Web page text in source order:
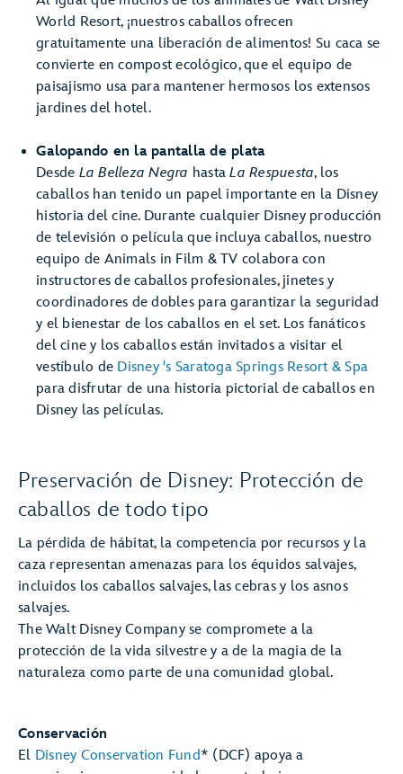
World Resort, ¡nuestros caballos ofrecen
gratuitamente una liberación de alimentos! Su caca se
convierte en compost ecológico, que el equipo de
paisajismo usa para mantener hermosos los extensos
jardines del hotel.
Galopando en la pantalla de plata
Desde La Belleza Negra hastaLa Respuesta, los
caballos han tenido un papel importante en la Disney
historia del cine. Durante cualquier Disney producción
de televisión o película que incluya caballos, nuestro
equipo de Animals in Film & TV colabora con
instructores de caballos profesionales, jinetes y
coordinadores de dobles para garantizar la seguridad
y el bienestar de los caballos en el set. Los fanáticos
del cine y los caballos están invitados a visitar el
vestíbulo de Disney 's Saratoga Springs Resort & Spa
para disfrutar de una historia pictorial de caballos en
Disney las películas.
Preservación de Disney: Protección de
caballos de todo tipo
La pérdida de hábitat, la competencia por recursos y la
caza representan amenazas para los équidos salvajes,
incluidos los caballos salvajes, las cebras y los asnos
salvajes.
The Walt Disney Company se compromete a la
protección de la vida silvestre y a de la magia de la
naturaleza como parte de una comunidad global.
Conservación
El Disney Conservation Fund* (DCF) apoya a